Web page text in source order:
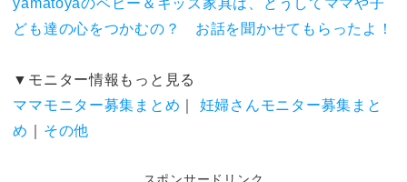
yamatoyaのベビー＆キッズ家具は、どうしてママや子
ども達の心をつかむの？ お話を聞かせてもらったよ！
▼モニター情報もっと見る
ママモニター募集まとめ
妊婦さんモニター募集まと
め
その他